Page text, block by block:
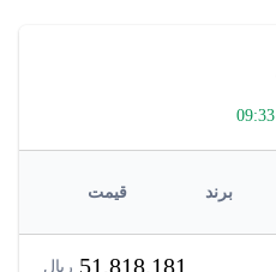
09:33
برند قیمت
51,818,181 ریال